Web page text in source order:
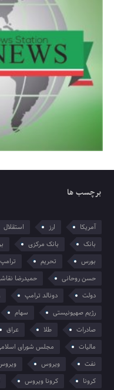
برچسب ها
آمریکا ارز استقلال
بانک
بانک مرکزی
بورس
تحریم ترامپ
حسن روحانی
حمیدرضا
دولت
دونالد ترامپ
رژیم صهیونیستی
سهام
صادرات
طلا عراق
مالیات
مجلس شورای
نفت
ویروس
کرونا
کرونا ویروس